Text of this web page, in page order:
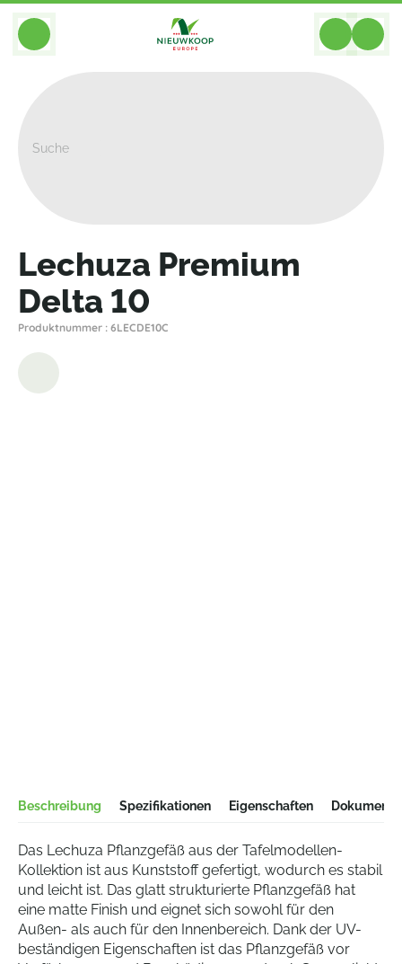
BACK
Lechuza Premium
Delta 10
Produktnummer : 6LECDE10C
Beschreibung Spezifikationen Eigenschaften
Das Lechuza Pflanzgefäß aus der Tafelmodellen-
Kollektion ist aus Kunststoff gefertigt, wodurch es stabil
und leicht ist. Das glatt strukturierte Pflanzgefäß hat
eine matte Finish und eignet sich sowohl für den
Außen- als auch für den Innenbereich. Dank der UV-
beständigen Eigenschaften ist das Pflanzgefäß vor